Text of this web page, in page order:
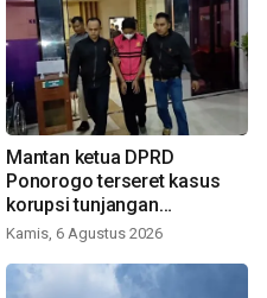
Mantan ketua DPRD
Ponorogo terseret kasus
korupsi tunjangan
perumahan
Kamis, 6 Agustus 2026